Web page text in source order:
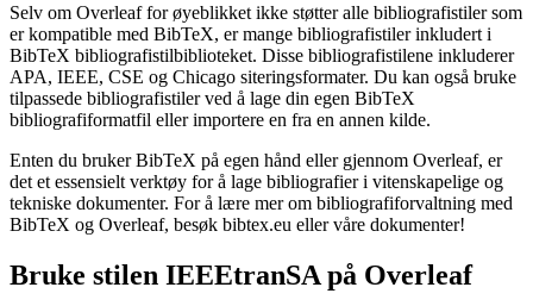
Selv om Overleaf for øyeblikket ikke støtter alle bibliografistiler som
er kompatible med BibTeX, er mange bibliografistiler inkludert i
BibTeX bibliografistilbiblioteket. Disse bibliografistilene inkluderer
APA, IEEE, CSE og Chicago siteringsformater. Du kan også bruke
tilpassede bibliografistiler ved å lage din egen BibTeX
bibliografiformatfil eller importere en fra en annen kilde.
Enten du bruker BibTeX på egen hånd eller gjennom Overleaf, er
det et essensielt verktøy for å lage bibliografier i vitenskapelige og
tekniske dokumenter. For å lære mer om bibliografiforvaltning med
BibTeX og Overleaf, besøk bibtex.eu eller våre dokumenter!
Bruke stilen IEEEtranSA på Overleaf